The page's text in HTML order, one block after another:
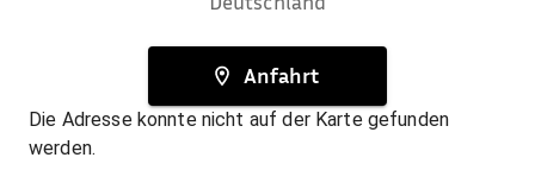
Anfahrt
Die Adresse konnte nicht auf der Karte gefunden
werden.